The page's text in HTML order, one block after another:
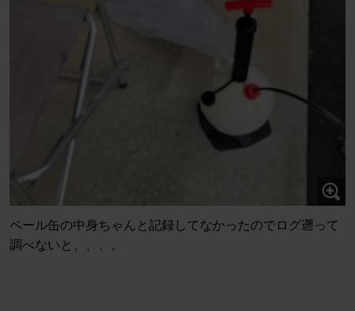
ペール缶の中身ちゃんと記録してなかったのでログ遡って
調べないと、、、。